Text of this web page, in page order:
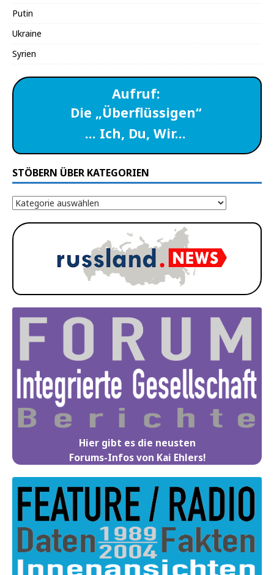
Putin
Ukraine
Syrien
Aufruf:
Die „Überflüssigen“
… Ich, Du, Wir…
STÖBERN ÜBER KATEGORIEN
Hier gibt es die neusten
Forums-Infos von Kai Ehlers!